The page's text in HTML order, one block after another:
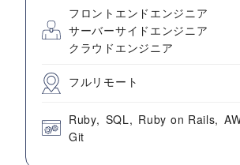
フロントエンドエンジニア
サーバーサイドエンジニア
クラウドエンジニア
フルリモート
Ruby SQL Ruby on Rails
Git